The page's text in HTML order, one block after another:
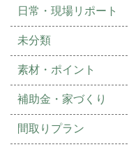
日常・現場リポート
未分類
素材・ポイント
補助金・家づくり
間取りプラン